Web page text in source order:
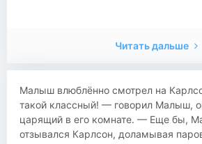
Читать дальше
Малыш влюблённо смотрел на
такой классный! — говорил Малыш,
царящий в его комнате. — Еще бы,
отзывался Карлсон, доламывая